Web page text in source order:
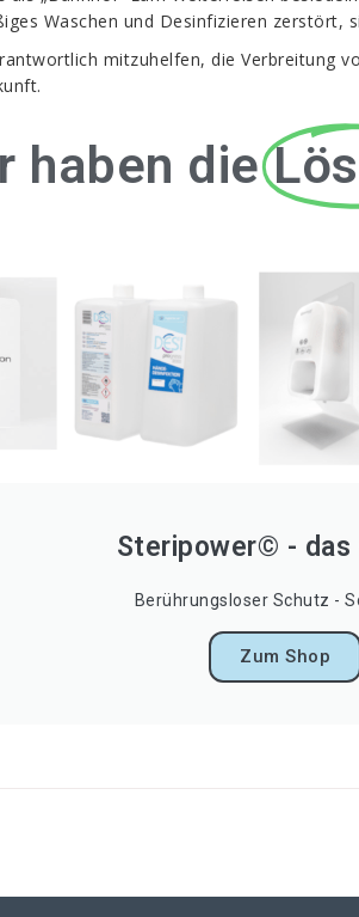
Waschen und Desinfizieren zerstört,
mitzuhelfen, die Verbreitung
haben die
Steripower© - das
Berührungsloser Schutz -
Zum Shop